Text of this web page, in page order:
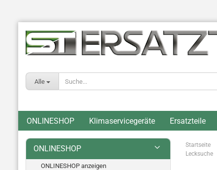
Alle
ONLINESHOP Klimaservicegeräte Ersatzteile
Startseite
Lecksuche
ONLINESHOP
ONLINESHOP anzeigen